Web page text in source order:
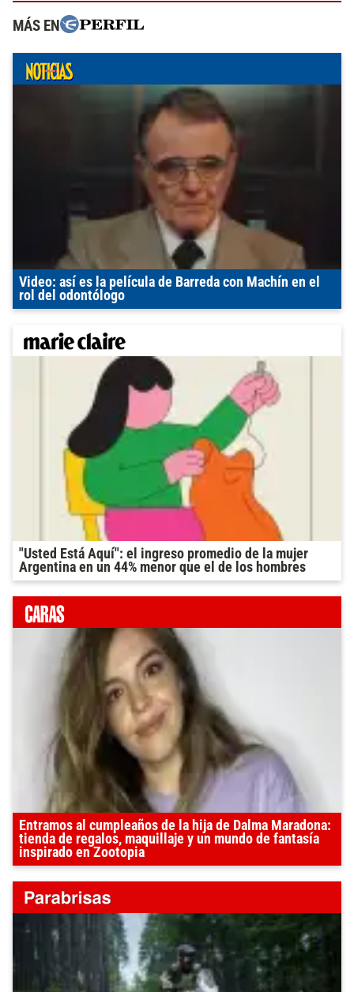
MÁS EN
Video: así es la película de Barreda con Machín en el
rol del odontólogo
"Usted Está Aquí": el ingreso promedio de la mujer
Argentina en un 44% menor que el de los hombres
Entramos al cumpleaños de la hija de Dalma Maradona:
tienda de regalos, maquillaje y un mundo de fantasía
inspirado en Zootopia